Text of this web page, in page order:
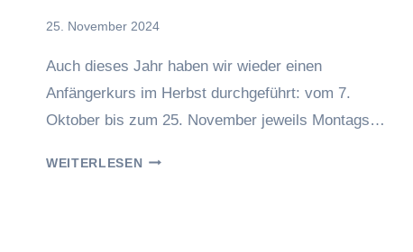
Von
25. November 2024
Auch dieses Jahr haben wir wieder einen
Anfängerkurs im Herbst durchgeführt: vom 7.
Oktober bis zum 25. November jeweils Montags…
WEITERLESENANFÄNGERKURS